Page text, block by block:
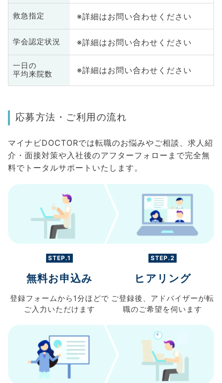
救急指定 ※詳細はお問い合わせください
学会認定状況 ※詳細はお問い合わせください
一日の
平均来院数
※詳細はお問い合わせください
応募方法・ご利用の流れ
マイナビDOCTORでは転職のお悩みやご相談、求人紹
介・面接対策や入社後のアフターフォローまで完全無
料でトータルサポートいたします。
STEP.1
無料お申込み
登録フォームから 1分ほどで
ご入力 いただけます
STEP.2
ヒアリング
ご登録後、 アドバイザーが転
職のご希望を伺います